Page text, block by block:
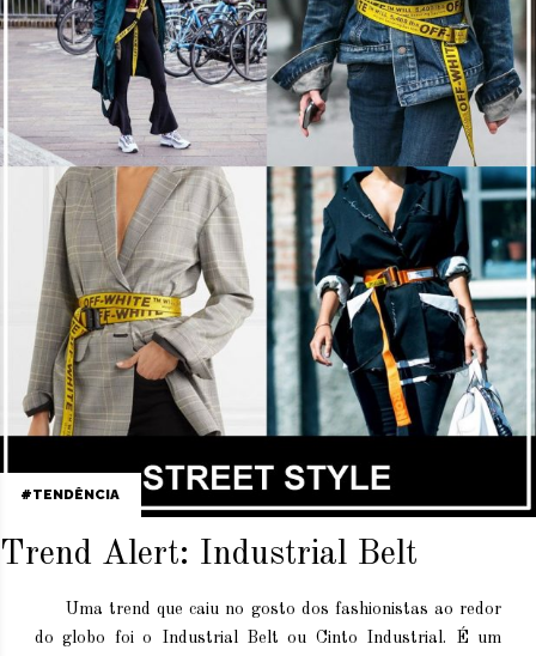
TENDÊNCIA
Trend Alert: Industrial Belt
Uma trend que caiu no gosto dos fashionistas ao redor
do globo foi o Industrial Belt ou Cinto Industrial. É um